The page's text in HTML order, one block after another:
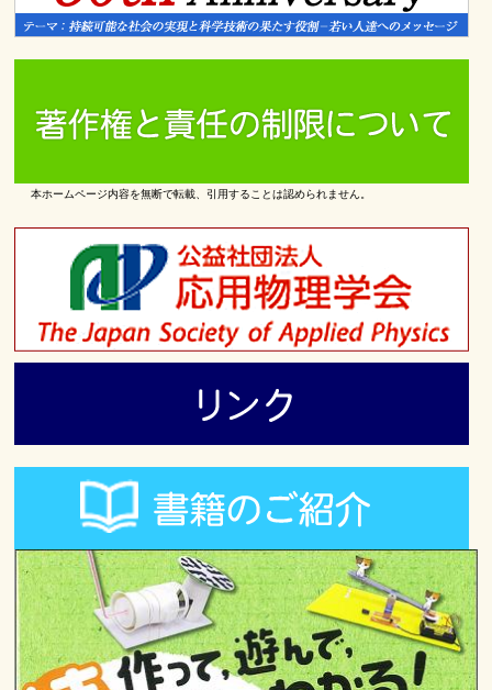
本ホームページ内容を無断で転載、引用することは認められません。